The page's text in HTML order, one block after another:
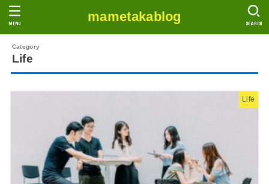
mametakablog SEARCH
MENU
Life
Life